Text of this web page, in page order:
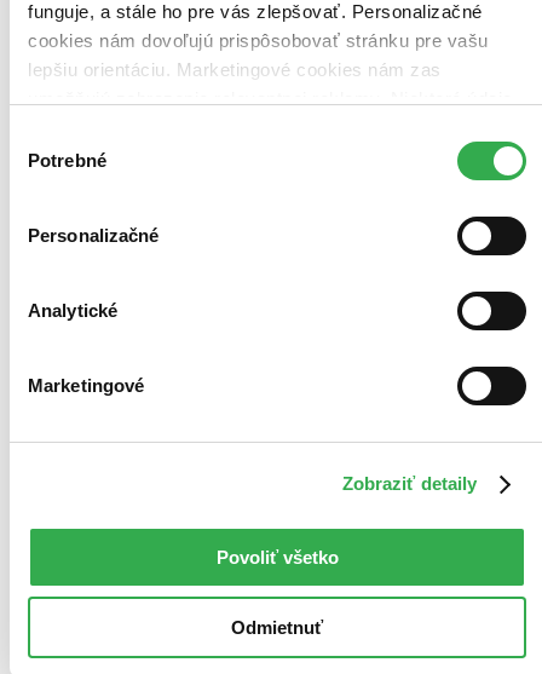
funguje, a stále ho pre vás zlepšovať. Personalizačné
cookies nám dovoľujú prispôsobovať stránku pre vašu
lepšiu orientáciu. Marketingové cookies nám zas
keby sme mohli používať všetky tieto cookies. Ďakujeme!
súhlasu
Potrebné
Personalizačné
Analytické
Marketingové
Zobraziť detaily
Povoliť všetko
Odmietnuť
Valois. Najväčší tieň podozrenia zo spáchania tohto zločinu padne
na jeho švagrinú Katarínu de' Medici. No francúzsky kráľ František